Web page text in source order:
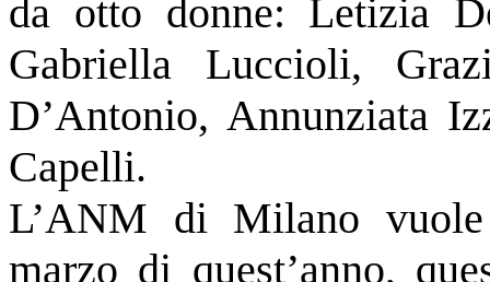
da otto donne: Letizia
Gabriella Luccioli,
D’Antonio, Annunziata
Capelli.
L’ANM di Milano
marzo di quest’anno,